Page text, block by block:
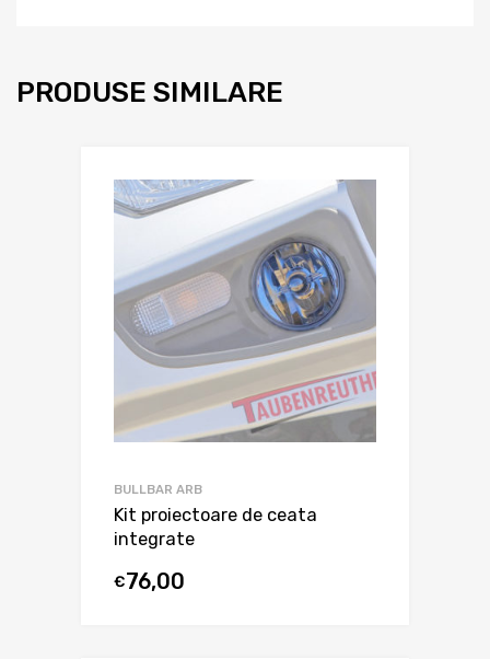
PRODUSE SIMILARE
BULLBAR ARB
Kit proiectoare de ceata
integrate
€76,00